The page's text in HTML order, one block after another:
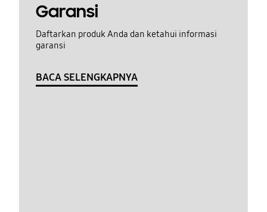
Garansi
Daftarkan produk Anda dan ketahui informasi
garansi
BACA SELENGKAPNYA